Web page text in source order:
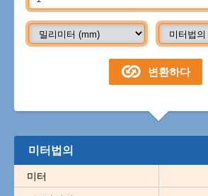
미터법의
미터